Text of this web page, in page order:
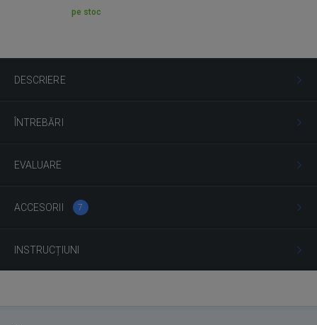
pe stoc
DESCRIERE
ÎNTREBĂRI
EVALUARE
ACCESORII 7
INSTRUCȚIUNI